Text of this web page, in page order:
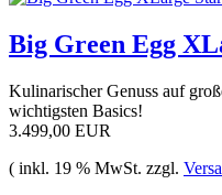
Big Green Egg
Kulinarischer Genuss auf
wichtigsten Basics!
3.499,00 EUR
( inkl. 19 % MwSt. zzgl.